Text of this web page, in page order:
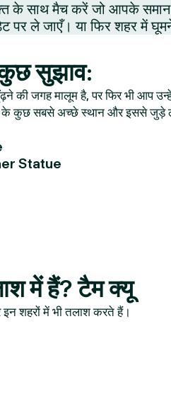
साथ मैच करें जो आपके समान
ले जाएँ। या फिर शहर में
सुझाव:
की जगह मालूम है, पर फिर भी आप
के कुछ सबसे अच्छे स्थान और इससे जुड़े
Statue
में हैं? टैम क्यू
शहरों में भी तलाश करते हैं।